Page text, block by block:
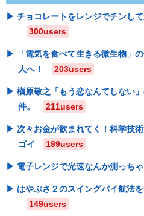
チョコレートをレンジでチンし
300users
「電気を食べて生きる微生物」
人へ！
203users
槇原敬之「もう恋なんてしない
件。
211users
次々お金が飲まれてく！科学技
ゴイ
199users
電子レンジで光速なんか測っち
はやぶさ２のスイングバイ航法
149users